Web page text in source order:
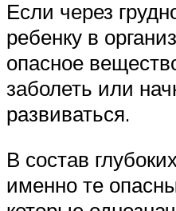
Если через
ребенку в
опасное
заболеть или
развиваться.
В состав
именно те